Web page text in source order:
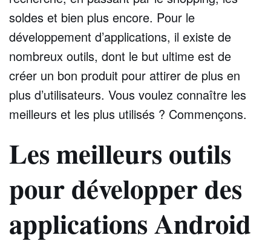
soldes et bien plus encore. Pour le
développement d’applications, il existe de
nombreux outils, dont le but ultime est de
créer un bon produit pour attirer de plus en
plus d’utilisateurs. Vous voulez connaître les
meilleurs et les plus utilisés ? Commençons.
Les meilleurs outils
pour développer des
applications Android